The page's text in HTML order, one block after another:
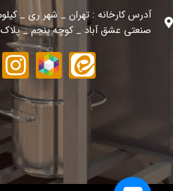
صنعتی عشق آباد _ کوچه پنجم _ پلاک 37